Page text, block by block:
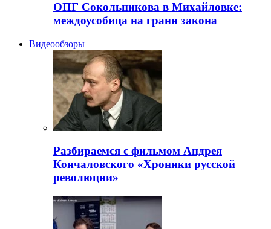
ОПГ Сокольникова в Михайловке:
междоусобица на грани закона
Видеообзоры
Разбираемся с фильмом Андрея
Кончаловского «Хроники русской
революции»